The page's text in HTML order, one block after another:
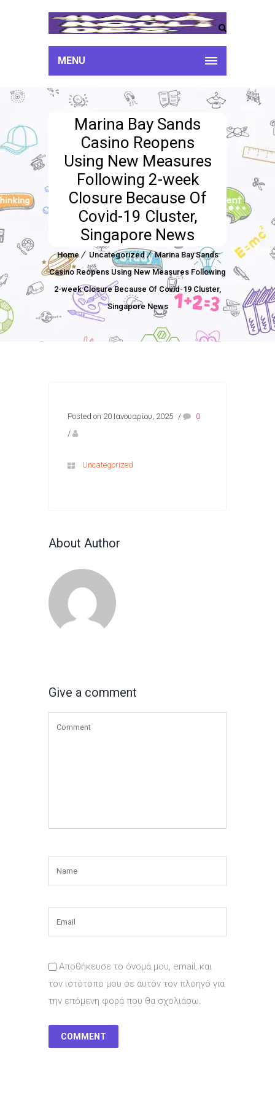
MENU
Marina Bay Sands
Casino Reopens
Using New Measures
Following 2-week
Closure Because Of
Covid-19 Cluster,
Singapore News
Home Uncategorized
Marina Bay Sands
Casino Reopens Using New Measures Following
2-week Closure Because Of Covid-19 Cluster,
Singapore News
Posted on 20 Ιανουαρίου, 2025 /
0
/
Uncategorized
About Author
Give a comment
Αποθήκευσε το όνομά μου, email, και
τον ιστότοπο μου σε αυτόν τον πλοηγό για
την επόμενη φορά που θα σχολιάσω.